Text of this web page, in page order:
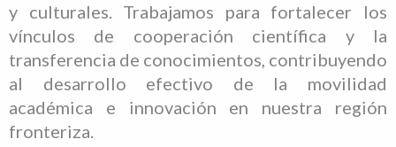
y culturales. Trabajamos para fortalecer los
vínculos de cooperación científica y la
transferencia de conocimientos, contribuyendo
al desarrollo efectivo de la movilidad
académica e innovación en nuestra región
fronteriza.